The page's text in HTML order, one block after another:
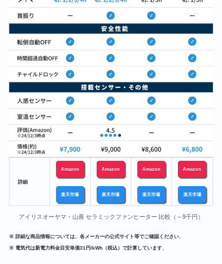
詳細
Amazon
楽天市場
Amazon
楽天市場
Amazon
楽天市場
Amazon
楽天市場
アイリスオーヤマ・山善 セラミックファンヒーター 比較（～9千円）
※ 詳細な商品情報については、各メーカーの公式サイト等でご確認ください。
※ 電気代は新電力料金目安単価31円/kWh（税込）で計算しています。